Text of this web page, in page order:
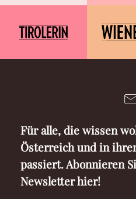
Für alle, die wissen
Österreich und in
passiert. Abonnieren
Newsletter hier!